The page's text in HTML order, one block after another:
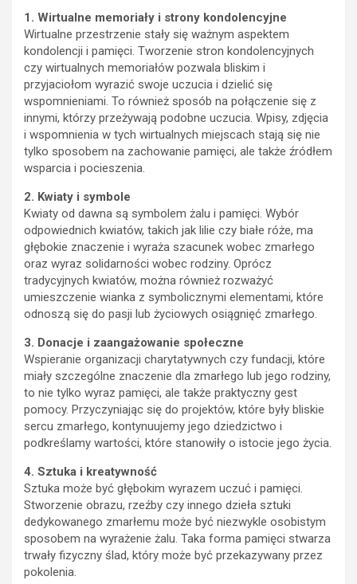
1. Wirtualne memoriały i strony kondolencyjne
Wirtualne przestrzenie stały się ważnym aspektem
kondolencji i pamięci. Tworzenie stron kondolencyjnych
czy wirtualnych memoriałów pozwala bliskim i
przyjaciołom wyrazić swoje uczucia i dzielić się
wspomnieniami. To również sposób na połączenie się z
innymi, którzy przeżywają podobne uczucia. Wpisy, zdjęcia
i wspomnienia w tych wirtualnych miejscach stają się nie
tylko sposobem na zachowanie pamięci, ale także źródłem
wsparcia i pocieszenia.
2. Kwiaty i symbole
Kwiaty od dawna są symbolem żalu i pamięci. Wybór
odpowiednich kwiatów, takich jak lilie czy białe róże, ma
głębokie znaczenie i wyraża szacunek wobec zmarłego
oraz wyraz solidarności wobec rodziny. Oprócz
tradycyjnych kwiatów, można również rozważyć
umieszczenie wianka z symbolicznymi elementami, które
odnoszą się do pasji lub życiowych osiągnięć zmarłego.
3. Donacje i zaangażowanie społeczne
Wspieranie organizacji charytatywnych czy fundacji, które
miały szczególne znaczenie dla zmarłego lub jego rodziny,
to nie tylko wyraz pamięci, ale także praktyczny gest
pomocy. Przyczyniając się do projektów, które były bliskie
sercu zmarłego, kontynuujemy jego dziedzictwo i
podkreślamy wartości, które stanowiły o istocie jego życia.
4. Sztuka i kreatywność
Sztuka może być głębokim wyrazem uczuć i pamięci.
Stworzenie obrazu, rzeźby czy innego dzieła sztuki
dedykowanego zmarłemu może być niezwykle osobistym
sposobem na wyrażenie żalu. Taka forma pamięci stwarza
trwały fizyczny ślad, który może być przekazywany przez
pokolenia.